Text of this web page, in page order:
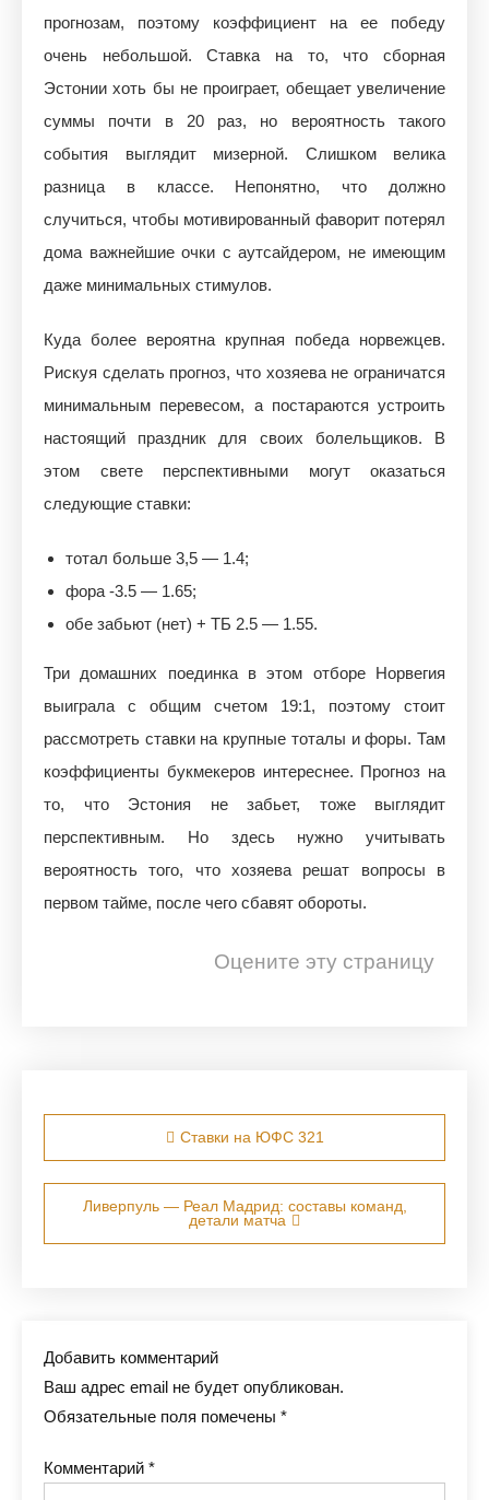
прогнозам, поэтому коэффициент на ее победу
очень небольшой. Ставка на то, что сборная
Эстонии хоть бы не проиграет, обещает увеличение
суммы почти в 20 раз, но вероятность такого
события выглядит мизерной. Слишком велика
разница в классе. Непонятно, что должно
случиться, чтобы мотивированный фаворит потерял
дома важнейшие очки с аутсайдером, не имеющим
даже минимальных стимулов.
Куда более вероятна крупная победа норвежцев.
Рискуя сделать прогноз, что хозяева не ограничатся
минимальным перевесом, а постараются устроить
настоящий праздник для своих болельщиков. В
этом свете перспективными могут оказаться
следующие ставки:
тотал больше 3,5 — 1.4;
фора -3.5 — 1.65;
обе забьют (нет) + ТБ 2.5 — 1.55.
Три домашних поединка в этом отборе Норвегия
выиграла с общим счетом 19:1, поэтому стоит
рассмотреть ставки на крупные тоталы и форы. Там
коэффициенты букмекеров интереснее. Прогноз на
то, что Эстония не забьет, тоже выглядит
перспективным. Но здесь нужно учитывать
вероятность того, что хозяева решат вопросы в
первом тайме, после чего сбавят обороты.
Оцените эту страницу
Навигация по записям
Ставки на ЮФС 321
Ливерпуль — Реал Мадрид: составы команд,
детали матча
Добавить комментарий
Ваш адрес email не будет опубликован.
Обязательные поля помечены *
Комментарий *